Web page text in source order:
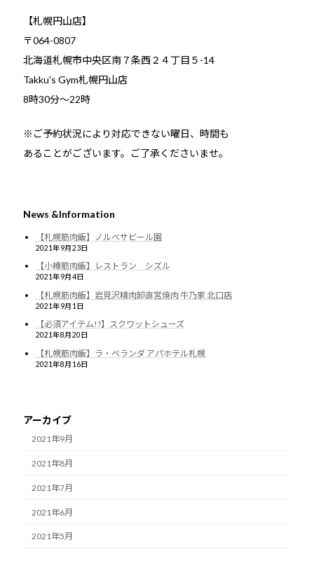
【札幌円山店】
〒064-0807
北海道札幌市中央区南７条西２４丁目５-14
Takku's Gym札幌円山店
8時30分～22時
※ご予約状況により対応できない曜日、時間も
あることがございます。ご了承くださいませ。
News &Information
【札幌筋肉飯】ノルベサビール園
2021年9月23日
【小樽筋肉飯】レストラン シズル
2021年9月4日
【札幌筋肉飯】岩見沢精肉卸直営焼肉 牛乃家 北口店
2021年9月1日
【必須アイテム!?】スクワットシューズ
2021年8月20日
【札幌筋肉飯】ラ・ベランダ アパホテル札幌
2021年8月16日
アーカイブ
2021年9月
2021年8月
2021年7月
2021年6月
2021年5月